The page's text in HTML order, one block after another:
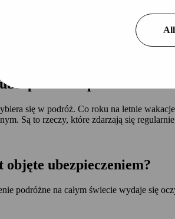
podróżne z
się w podróż. Co roku na letnie
Są to rzeczy, które zdarzają się
objęte ubezpieczeniem?
podróżne na całym świecie wydaje się